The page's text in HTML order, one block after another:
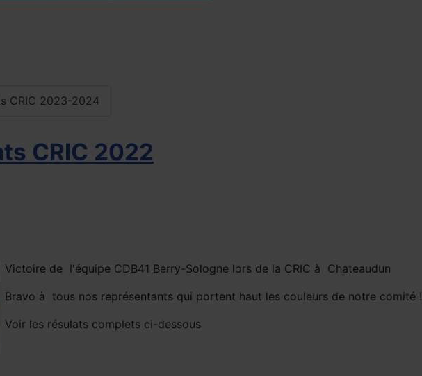
CRIC 2023-2024
CRIC 2022
Victoire de l'équipe CDB41 Berry-Sologne lors de la CRIC à Chateaudun
Bravo à tous nos représentants qui portent haut les couleurs de notre comité !
Voir les résulats complets ci-dessous